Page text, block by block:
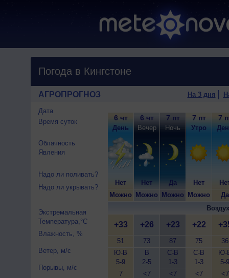
Погода в Кингстоне
АГРОПРОГНОЗ На 3 дня
Дата
Время суток
Облачность
Явления
Надо ли поливать?
Надо ли укрывать?
Экстремальная
Температура,°C
Влажность, %
Ветер, м/с
Порывы, м/с
6 чт
День
Нет
Можно
6 чт
Вечер
Нет
Можно
7 пт
Ночь
Да
Можно
7 пт
Утро
Нет
Можно
7
Да
+33
51
Ю-В
5-9
7
+26
73
В
2-5
<7
+23
87
С-В
1-3
<7
+22
75
С-В
1-3
<7
36
Ю-
5-9
<7